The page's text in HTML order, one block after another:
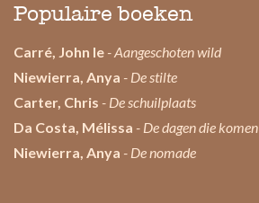
Populaire boeken
Carré, John le - Aangeschoten wild
Niewierra, Anya - De stilte
Carter, Chris - De schuilplaats
Da Costa, Mélissa - De dagen die komen
Niewierra, Anya - De nomade